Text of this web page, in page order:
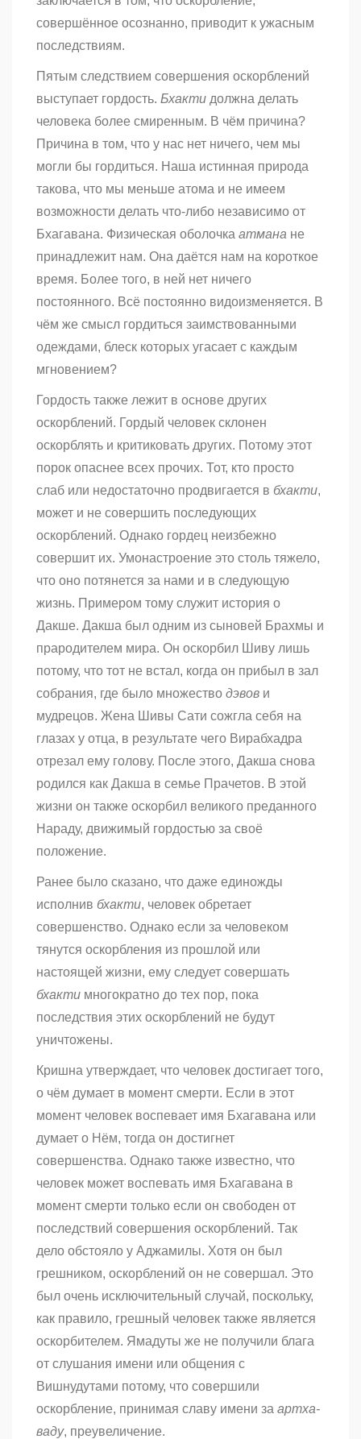
совершённое осознанно, приводит к ужасным
последствиям.
Пятым следствием совершения оскорблений
выступает гордость. Бхакти должна делать
человека более смиренным. В чём причина?
Причина в том, что у нас нет ничего, чем мы
могли бы гордиться. Наша истинная природа
такова, что мы меньше атома и не имеем
возможности делать что-либо независимо от
Бхагавана. Физическая оболочка атмана не
принадлежит нам. Она даётся нам на короткое
время. Более того, в ней нет ничего
постоянного. Всё постоянно видоизменяется. В
чём же смысл гордиться заимствованными
одеждами, блеск которых угасает с каждым
мгновением?
Гордость также лежит в основе других
оскорблений. Гордый человек склонен
оскорблять и критиковать других. Потому этот
порок опаснее всех прочих. Тот, кто просто
слаб или недостаточно продвигается в бхакти,
может и не совершить последующих
оскорблений. Однако гордец неизбежно
совершит их. Умонастроение это столь тяжело,
что оно потянется за нами и в следующую
жизнь. Примером тому служит история о
Дакше. Дакша был одним из сыновей Брахмы и
прародителем мира. Он оскорбил Шиву лишь
потому, что тот не встал, когда он прибыл в зал
собрания, где было множество дэвов и
мудрецов. Жена Шивы Сати сожгла себя на
глазах у отца, в результате чего Вирабхадра
отрезал ему голову. После этого, Дакша снова
родился как Дакша в семье Прачетов. В этой
жизни он также оскорбил великого преданного
Нараду, движимый гордостью за своё
положение.
Ранее было сказано, что даже единожды
исполнив бхакти, человек обретает
совершенство. Однако если за человеком
тянутся оскорбления из прошлой или
настоящей жизни, ему следует совершать
бхакти многократно до тех пор, пока
последствия этих оскорблений не будут
уничтожены.
Кришна утверждает, что человек достигает того,
о чём думает в момент смерти. Если в этот
момент человек воспевает имя Бхагавана или
думает о Нём, тогда он достигнет
совершенства. Однако также известно, что
человек может воспевать имя Бхагавана в
момент смерти только если он свободен от
последствий совершения оскорблений. Так
дело обстояло у Аджамилы. Хотя он был
грешником, оскорблений он не совершал. Это
был очень исключительный случай, поскольку,
как правило, грешный человек также является
оскорбителем. Ямадуты же не получили блага
от слушания имени или общения с
Вишнудутами потому, что совершили
оскорбление, принимая славу имени за артха-
ваду, преувеличение.